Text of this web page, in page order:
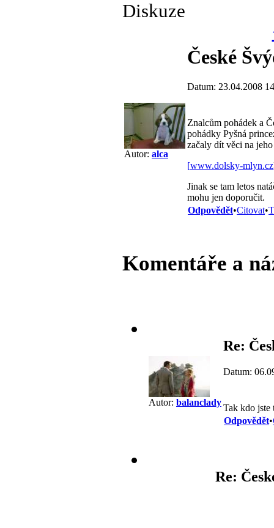
Diskuze
Autor: alca
České
Datum: 23.04.2008
Znalcům pohádek a
pohádky Pyšná
začaly dít věci na
[www.dolsky-mlyn.cz
Jinak se tam letos
mohu jen doporučit.
Odpovědět•Citovat•
Komentáře a
Autor: balanclady
Re:
Datum:
Tak kdo jste
Odpovědět•
Re: